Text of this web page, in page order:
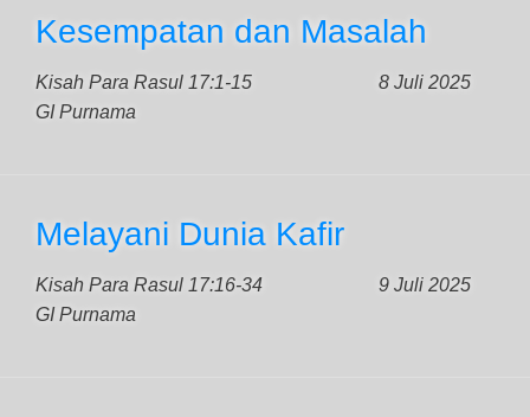
Kesempatan dan Masalah
Kisah Para Rasul 17:1-15
8 Juli 2025
GI Purnama
Melayani Dunia Kafir
Kisah Para Rasul 17:16-34
9 Juli 2025
GI Purnama